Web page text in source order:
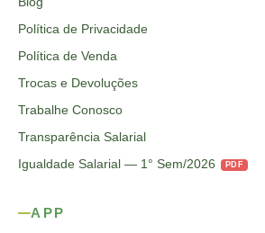
Política de Privacidade
Política de Venda
Trocas e Devoluções
Trabalhe Conosco
Transparência Salarial
Igualdade Salarial — 1° Sem/2026
PDF
APP